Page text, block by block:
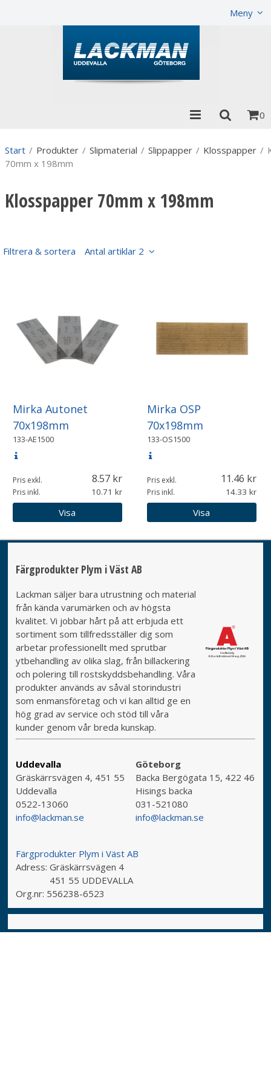
Meny
0
Start / Produkter / Slipmaterial / Slippapper / Klosspapper /
70mm x 198mm
Klosspapper 70mm x 198mm
Filtrera & sortera Antal artiklar 2
Mirka Autonet
70x198mm
133-AE1500
Pris exkl. 8.57
Pris inkl. 10.71
Visa
Mirka OSP
70x198mm
133-OS1500
Pris exkl. 11.46
Pris inkl. 14.33
Visa
Färgprodukter Plym i Väst AB
Lackman säljer bara utrustning och material
från kända varumärken och av högsta
kvalitet. Vi jobbar hårt på att erbjuda ett
sortiment som tillfredsställer dig som
arbetar professionellt med sprutbar
ytbehandling av olika slag, från billackering
och polering till rostskyddsbehandling. Våra
produkter används av såväl storindustri
som enmansföretag och vi kan alltid ge en
hög grad av service och stöd till våra
kunder genom vår breda kunskap.
Uddevalla
Gräskärrsvägen 4, 451 55
Uddevalla
0522-13060
info@lackman.se
Göteborg
Backa Bergögata 15, 422 46
Hisings backa
031-521080
info@lackman.se
Färgprodukter Plym i Väst AB
Adress: Gräskärrsvägen 4
451 55 UDDEVALLA
Org.nr: 556238-6523